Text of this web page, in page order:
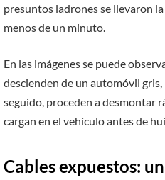
presuntos ladrones se llevaron
menos de un minuto.
En las imágenes se puede
descienden de un automóvil
seguido, proceden a desmontar
cargan en el vehículo antes de
Cables expuestos: